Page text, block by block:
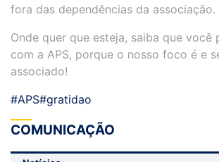
fora das dependências da associação.
Onde quer que esteja, saiba que você
com a APS, porque o nosso foco é e
associado!
#APS#gratidao
COMUNICAÇÃO